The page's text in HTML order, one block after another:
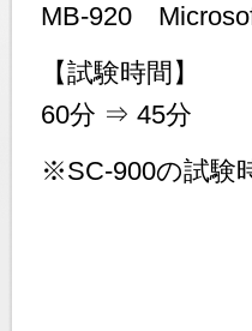
MB-920
【試験時間】
60分 ⇒ 45分
※SC-900の試験